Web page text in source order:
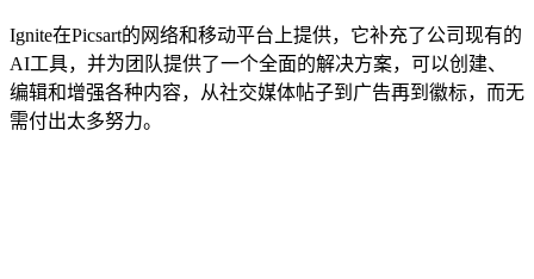
Ignite在Picsart的网络和移动平台上提供，它补充了公司现有的
AI工具，并为团队提供了一个全面的解决方案，可以创建、
编辑和增强各种内容，从社交媒体帖子到广告再到徽标，而无
需付出太多努力。